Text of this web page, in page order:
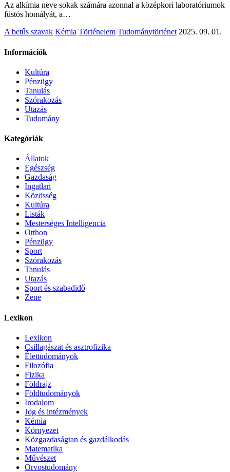
Az alkímia neve sokak számára azonnal a középkori laboratóriumok
füstös homályát, a…
A betűs szavak Kémia Történelem Tudománytörténet 2025. 09. 01.
Információk
Kultúra
Pénzügy
Tanulás
Szórakozás
Utazás
Tudomány
Kategóriák
Állatok
Egészség
Gazdaság
Ingatlan
Közösség
Kultúra
Listák
Mesterséges Intelligencia
Otthon
Pénzügy
Sport
Szórakozás
Tanulás
Utazás
Sport és szabadidő
Zene
Lexikon
Lexikon
Csillagászat és asztrofizika
Élettudományok
Filozófia
Fizika
Földrajz
Földtudományok
Irodalom
Jog és intézmények
Kémia
Környezet
Közgazdaságtan és gazdálkodás
Matematika
Művészet
Orvostudomány